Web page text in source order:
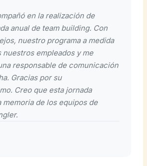
en la realización de
anual de team building. Con
nuestro programa a medida
nuestros empleados y me
responsable de comunicación
Gracias por su
Creo que esta jornada
memoria de los equipos de